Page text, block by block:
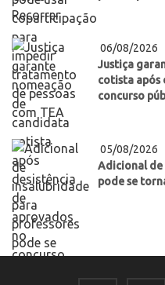
06/08/2026
Justiça
cotista após
concurso
05/08/2026
Adicional de
pode se